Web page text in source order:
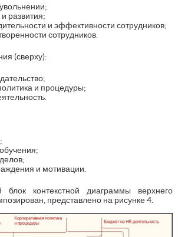
развития;
и эффективности сотрудников;
сотрудников.
(сверху):
и процедуры;
и мотивации.
блок контекстной диаграммы верхнего
представлено на рисунке 4.